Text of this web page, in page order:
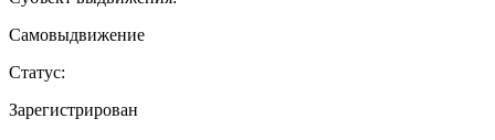
Самовыдвижение
Статус:
Зарегистрирован